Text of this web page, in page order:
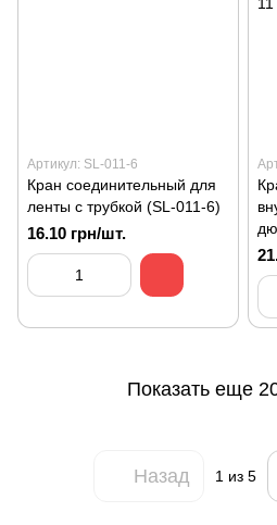
Артикул: SL-011-6
Кран соединительный для
ленты с трубкой (SL-011-6)
16.10 грн/шт.
Показать еще
Назад 1 из 5